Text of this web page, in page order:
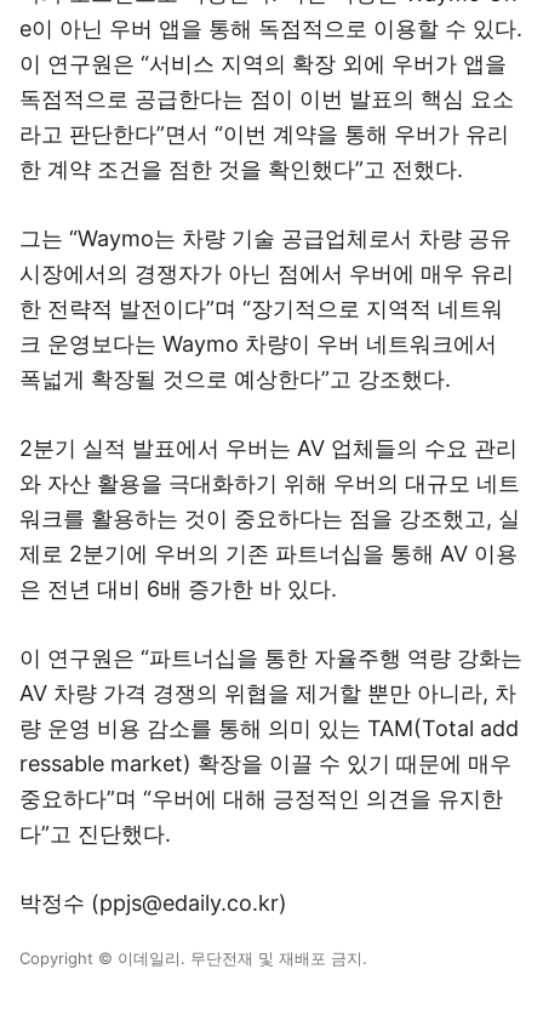
e이 아닌 우버 앱을 통해 독점적으로 이용할 수 있다.
이 연구원은 “서비스 지역의 확장 외에 우버가 앱을
독점적으로 공급한다는 점이 이번 발표의 핵심 요소
라고 판단한다”면서 “이번 계약을 통해 우버가 유리
한 계약 조건을 점한 것을 확인했다”고 전했다.
그는 “Waymo는 차량 기술 공급업체로서 차량 공유
시장에서의 경쟁자가 아닌 점에서 우버에 매우 유리
한 전략적 발전이다”며 “장기적으로 지역적 네트워
크 운영보다는 Waymo 차량이 우버 네트워크에서
폭넓게 확장될 것으로 예상한다”고 강조했다.
2분기 실적 발표에서 우버는 AV 업체들의 수요 관리
와 자산 활용을 극대화하기 위해 우버의 대규모 네트
워크를 활용하는 것이 중요하다는 점을 강조했고, 실
제로 2분기에 우버의 기존 파트너십을 통해 AV 이용
은 전년 대비 6배 증가한 바 있다.
이 연구원은 “파트너십을 통한 자율주행 역량 강화는
AV 차량 가격 경쟁의 위협을 제거할 뿐만 아니라, 차
량 운영 비용 감소를 통해 의미 있는 TAM(Total add
ressable market) 확장을 이끌 수 있기 때문에 매우
중요하다”며 “우버에 대해 긍정적인 의견을 유지한
다”고 진단했다.
박정수 (ppjs@edaily.co.kr)
Copyright © 이데일리. 무단전재 및 재배포 금지.